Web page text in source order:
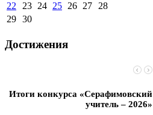
22 23 24 25 26 27 28
29 30
Достижения
Итоги конкурса «Серафимовский
учитель – 2026»